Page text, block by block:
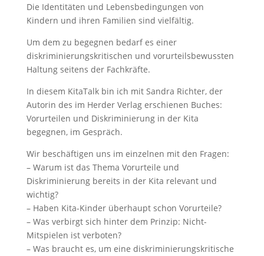
Die Identitäten und Lebensbedingungen von
Kindern und ihren Familien sind vielfältig.
Um dem zu begegnen bedarf es einer
diskriminierungskritischen und vorurteilsbewussten
Haltung seitens der Fachkräfte.
In diesem KitaTalk bin ich mit Sandra Richter, der
Autorin des im Herder Verlag erschienen Buches:
Vorurteilen und Diskriminierung in der Kita
begegnen, im Gespräch.
Wir beschäftigen uns im einzelnen mit den Fragen:
– Warum ist das Thema Vorurteile und
Diskriminierung bereits in der Kita relevant und
wichtig?
– Haben Kita-Kinder überhaupt schon Vorurteile?
– Was verbirgt sich hinter dem Prinzip: Nicht-
Mitspielen ist verboten?
– Was braucht es, um eine diskriminierungskritische